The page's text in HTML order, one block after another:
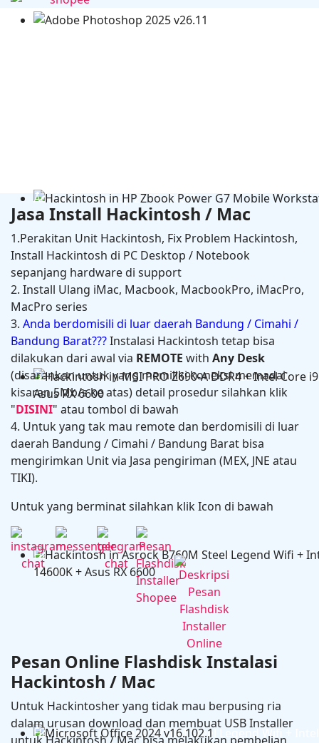
Adobe Photoshop 2025 v26.11
Hackintosh in HP Zbook Power G7 Mobile
Hackintosh in MSI PRO Z690-A DDR4 + Intel Core i9
RX 6600
Hackintosh in Asrock B760M Steel Legend Wifi +
Jasa Install Hackintosh / Mac
1.Perakitan Unit Hackintosh, Fix Problem Hackintosh,
Install Hackintosh di PC Desktop / Notebook
sepanjang hardware di support
2. Install Ulang iMac, Macbook, MacbookPro, iMacPro,
MacPro series
3. Anda berdomisili di luar daerah Bandung / Cimahi /
Bandung Barat???Instalasi Hackintosh tetap bisa
dilakukan dari awal via REMOTE with Any Desk
(disarankan untuk yang memiliki koneksi memadai
kisaran 5Mb/s ke atas) detail prosedur silahkan klik
"DISINI" atau tombol di bawah
4. Untuk yang tak mau remote dan berdomisili di luar
daerah Bandung / Cimahi / Bandung Barat bisa
mengirimkan Unit via Jasa pengiriman (MEX, JNE atau
TIKI).
Untuk yang berminat silahkan klik Icon di bawah
Pesan Online Flashdisk Instalasi
Hackintosh / Mac
Untuk Hackintosher yang tidak mau berpusing ria
dalam urusan download dan membuat USB Installer